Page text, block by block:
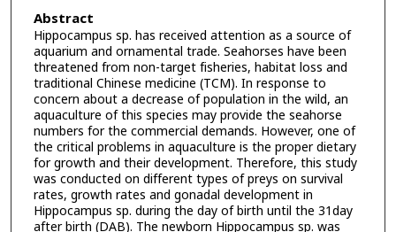
Abstract
Hippocampus sp. has received attention as a source of
aquarium and ornamental trade. Seahorses have been
threatened from non-target fisheries, habitat loss and
traditional Chinese medicine (TCM). In response to
concern about a decrease of population in the wild, an
aquaculture of this species may provide the seahorse
numbers for the commercial demands. However, one of
the critical problems in aquaculture is the proper dietary
for growth and their development. Therefore, this study
was conducted on different types of preys on survival
rates, growth rates and gonadal development in
Hippocampus sp. during the day of birth until the 31day
after birth (DAB). The newborn Hippocampus sp. was